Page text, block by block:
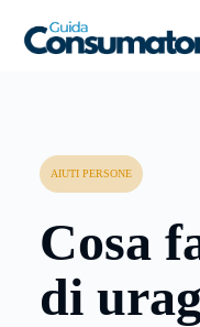
AIUTI PERSONE
Cosa
di